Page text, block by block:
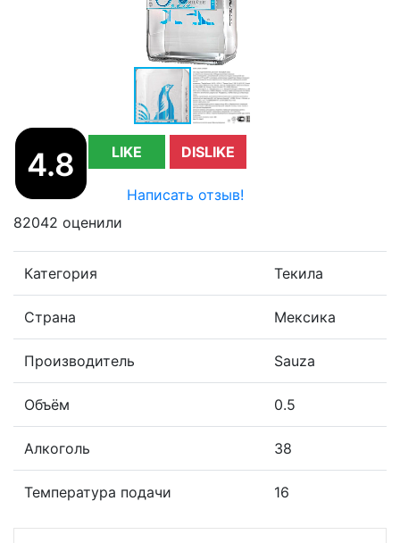
4.8 LIKE DISLIKE
Написать отзыв!
82042 оценили
Категория Текила
Страна Мексика
Производитель Sauza
Объём 0.5
Алкоголь 38
Температура подачи 16